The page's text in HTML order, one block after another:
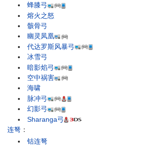
蜂膝弓
熔火之怒
骸骨弓
幽灵凤凰
代达罗斯风暴弓
冰雪弓
暗影焰弓
空中祸害
海啸
脉冲弓
幻影弓
Sharanga弓
连弩 ：
钴连弩